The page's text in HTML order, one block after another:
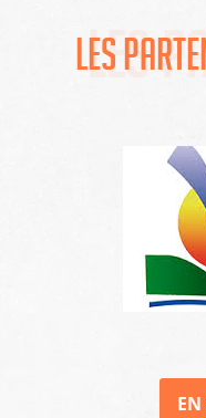
Les
Les